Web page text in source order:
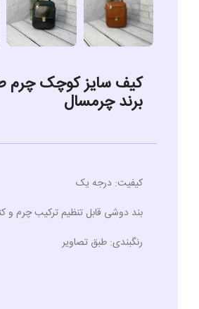
کیف سایز کوچک چرم
برند چرمسال
کیفیت: درجه یک
بند دوشی قابل تنظیم ترکیب چرم و
رنگبندی: طبق تصاویر